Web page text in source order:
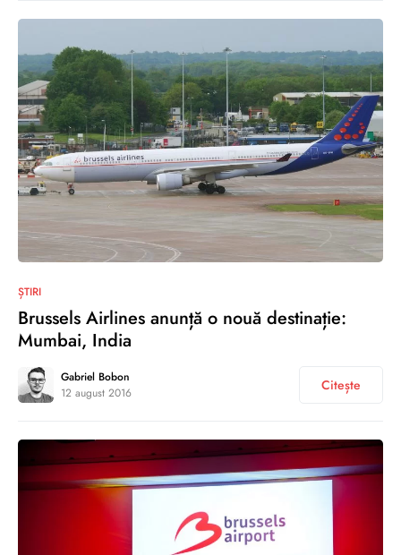
ȘTIRI
Brussels Airlines anunță o nouă destinație:
Mumbai, India
Gabriel Bobon
12 august 2016
Citește